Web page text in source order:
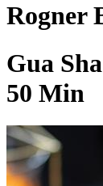
Rogner
Gua
50 Min